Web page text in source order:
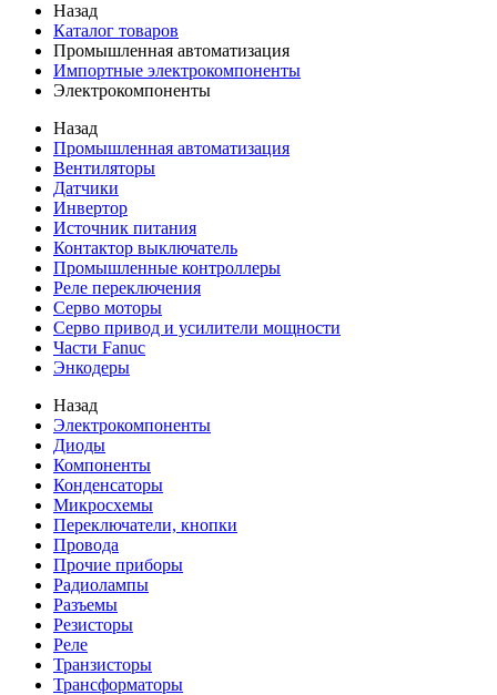
Назад
Каталог товаров
Промышленная автоматизация
Импортные электрокомпоненты
Электрокомпоненты
Назад
Промышленная автоматизация
Вентиляторы
Датчики
Инвертор
Источник питания
Контактор выключатель
Промышленные контроллеры
Реле переключения
Серво моторы
Серво привод и усилители мощности
Части Fanuc
Энкодеры
Назад
Электрокомпоненты
Диоды
Компоненты
Конденсаторы
Микросхемы
Переключатели, кнопки
Провода
Прочие приборы
Радиолампы
Разъемы
Резисторы
Реле
Транзисторы
Трансформаторы